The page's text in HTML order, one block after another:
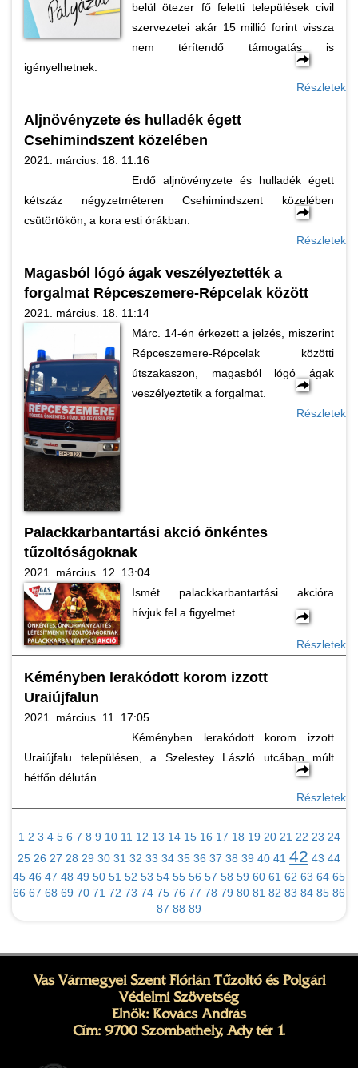
belül ötezer fő feletti települések civil
szervezetei akár 15 millió forint vissza
nem térítendő támogatás is
igényelhetnek.
Részletek
Aljnövényzete és hulladék égett
Csehimindszent közelében
2021. március. 18. 11:16
Erdő aljnövényzete és hulladék égett
kétszáz négyzetméteren Csehimindszent közelében
csütörtökön, a kora esti órákban.
Részletek
Magasból lógó ágak veszélyeztették a
forgalmat Répceszemere-Répcelak között
2021. március. 18. 11:14
Márc. 14-én érkezett a jelzés, miszerint
Répceszemere-Répcelak közötti
útszakaszon, magasból lógó ágak
veszélyeztetik a forgalmat.
Részletek
Palackkarbantartási akció önkéntes
tűzoltóságoknak
2021. március. 12. 13:04
Ismét palackkarbantartási akcióra
hívjuk fel a figyelmet.
Részletek
Kéményben lerakódott korom izzott
Uraiújfalun
2021. március. 11. 17:05
Kéményben lerakódott korom izzott
Uraiújfalu településen, a Szelestey László utcában múlt
hétfőn délután.
Részletek
1 2 3 4 5 6 7 8 9 10 11 12 13 14 15 16 17 18 19 20 21 22 23 24
25 26 27 28 29 30 31 32 33 34 35 36 37 38 39 40 41 42 43 44
45 46 47 48 49 50 51 52 53 54 55 56 57 58 59 60 61 62 63 64 65
66 67 68 69 70 71 72 73 74 75 76 77 78 79 80 81 82 83 84 85 86
87 88 89
Vas Vármegyei Szent Flórián Tűzoltó és Polgári
Védelmi Szövetség
Elnök: Kovács András
Cím: 9700 Szombathely, Ady tér 1.